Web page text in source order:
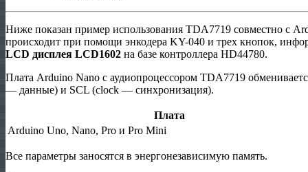
Ниже показан пример использования TDA7719 совместно с
происходит при помощи энкодера KY-040 и трех кнопок,
LCD дисплея LCD1602 на базе контроллера HD44780.
Плата Arduino Nano с аудиопроцессором TDA7719
— данные) и SCL (clock — синхронизация).
Плата
Arduino Uno, Nano, Pro и Pro Mini
Все параметры заносятся в энергонезависимую память.